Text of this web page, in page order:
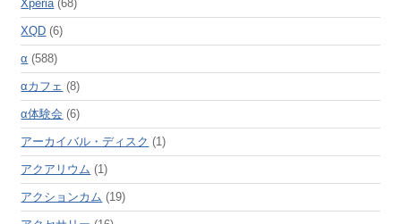
Xperia (68)
XQD (6)
α (588)
αカフェ (8)
α体験会 (6)
アーカイバル・ディスク (1)
アクアリウム (1)
アクションカム (19)